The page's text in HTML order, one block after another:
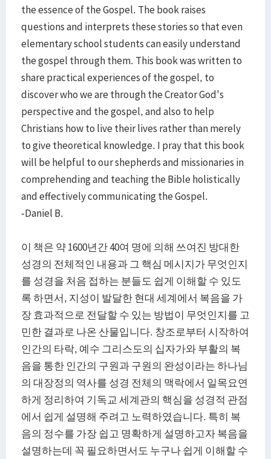
the essence of the Gospel. The book raises
questions and interprets these stories so that even
elementary school students can easily understand
the gospel through them. This book was written to
share practical experiences of the gospel, to
discover who we are through the Creator God's
perspective and the gospel, and also to help
Christians how to live their lives rather than merely
to give theoretical knowledge. I pray that this book
will be helpful to our shepherds and missionaries in
comprehending and teaching the Bible holistically
and effectively communicating the Gospel.
-Daniel B.
이 책은 약 1600년간 40여 명에 의해 쓰여진 방대한
성경의 전체적인 내용과 그 핵심 메시지가 무엇인지
를 성경을 처음 접하는 분들도 쉽게 이해할 수 있도
록 하면서, 지성이 발달한 현대 세계에서 복음을 가
장 효과적으로 전달할 수 있는 방법이 무엇인지를 고
민한 결과로 나온 산물입니다. 창조로부터 시작하여
인간의 타락, 예수 그리스도의 십자가와 부활의 복
음을 통한 인간의 구원과 구원의 완성이라는 하나님
의 대장정의 역사를 성경 전체의 맥락에서 일목요연
하게 정리하여 기독교 세계관의 핵심을 성경적 관점
에서 쉽게 설명해 주려고 노력하였습니다. 특히 복
음의 정수를 가장 쉽고 명확하게 설명하고자 복음을
설명하는데 꼭 필요하면서도 누구나 쉽게 이해할 수